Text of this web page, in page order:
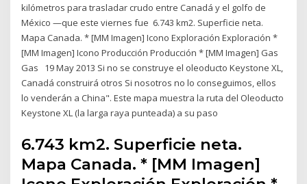
kilómetros para trasladar crudo entre Canadá y el golfo de
México —que este viernes fue 6.743 km2. Superficie neta.
Mapa Canada. * [MM Imagen] Icono Exploración Exploración *
[MM Imagen] Icono Producción Producción * [MM Imagen] Gas
Gas 19 May 2013 Si no se construye el oleoducto Keystone XL,
Canadá construirá otros Si nosotros no lo conseguimos, ellos
lo venderán a China". Este mapa muestra la ruta del Oleoducto
Keystone XL (la larga raya punteada) a su paso
6.743 km2. Superficie neta.
Mapa Canada. * [MM Imagen]